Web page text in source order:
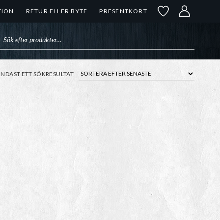
RETUR ELLER BYTE PRESENTKORT
ETT SÖKRESULTAT